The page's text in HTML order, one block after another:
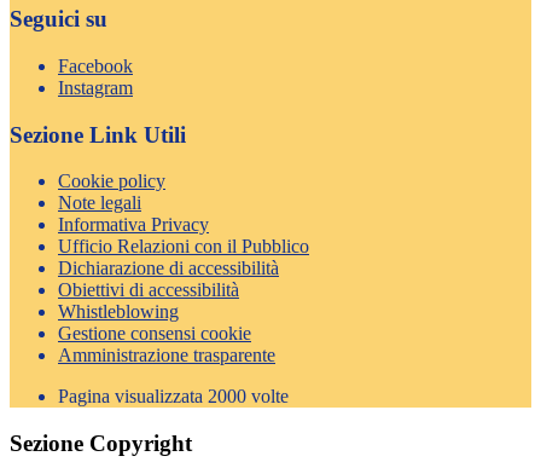
Seguici su
Facebook
Instagram
Sezione Link Utili
Cookie policy
Note legali
Informativa Privacy
Ufficio Relazioni con il Pubblico
Dichiarazione di accessibilità
Obiettivi di accessibilità
Whistleblowing
Gestione consensi cookie
Amministrazione trasparente
Pagina visualizzata 2000 volte
Sezione Copyright